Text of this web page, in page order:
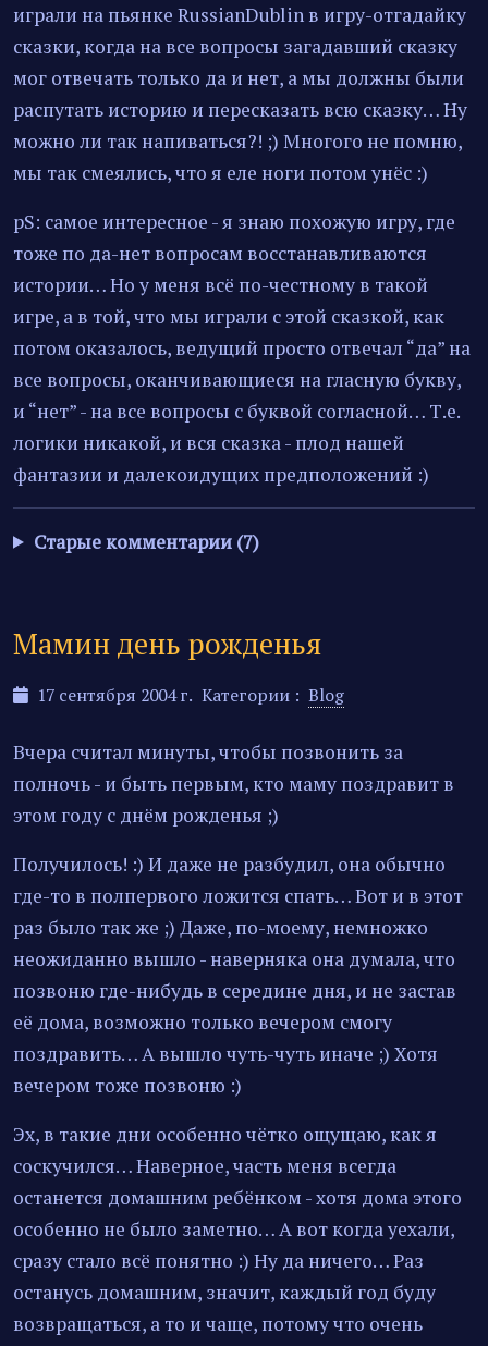
играли на пьянке RussianDublin в игру-отгадайку
сказки, когда на все вопросы загадавший сказку
мог отвечать только да и нет, а мы должны были
распутать историю и пересказать всю сказку… Ну
можно ли так напиваться?! ;) Многого не помню,
мы так смеялись, что я еле ноги потом унёс :)
pS: самое интересное - я знаю похожую игру, где
тоже по да-нет вопросам восстанавливаются
истории… Но у меня всё по-честному в такой
игре, а в той, что мы играли с этой сказкой, как
потом оказалось, ведущий просто отвечал “да” на
все вопросы, оканчивающиеся на гласную букву,
и “нет” - на все вопросы с буквой согласной… Т.е.
логики никакой, и вся сказка - плод нашей
фантазии и далекоидущих предположений :)
Старые комментарии (7)
Мамин день рожденья
17 сентября 2004 г. Категории : Blog
Вчера считал минуты, чтобы позвонить за
полночь - и быть первым, кто маму поздравит в
этом году с днём рожденья ;)
Получилось! :) И даже не разбудил, она обычно
где-то в полпервого ложится спать… Вот и в этот
раз было так же ;) Даже, по-моему, немножко
неожиданно вышло - наверняка она думала, что
позвоню где-нибудь в середине дня, и не застав
её дома, возможно только вечером смогу
поздравить… А вышло чуть-чуть иначе ;) Хотя
вечером тоже позвоню :)
Эх, в такие дни особенно чётко ощущаю, как я
соскучился… Наверное, часть меня всегда
останется домашним ребёнком - хотя дома этого
особенно не было заметно… А вот когда уехали,
сразу стало всё понятно :) Ну да ничего… Раз
останусь домашним, значит, каждый год буду
возвращаться, а то и чаще, потому что очень